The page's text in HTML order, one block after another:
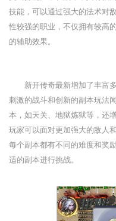
技能，可以通过强大的法术对
性较强的职业，不仅拥有较高
的辅助效果。
新开传奇最新增加了丰富
刺激的战斗和创新的副本玩法
本，如天关、地狱炼狱等，还
玩家可以面对更加强大的敌人
每个副本都有不同的难度和奖
适的副本进行挑战。